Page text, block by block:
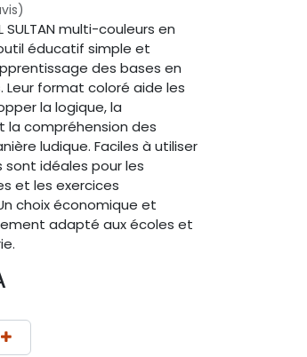
SULTAN multi-couleurs en
éducatif simple et
des bases en
format coloré aide les
la logique, la
compréhension des
ludique. Faciles à utiliser
sont idéales pour les
et les exercices
choix économique et
adapté aux écoles et